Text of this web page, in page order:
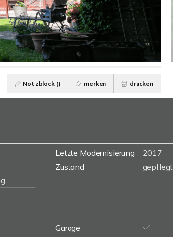
Notizblock () merken drucken
Letzte Modernisierung
2017
Zustand
gepflegt
Garage